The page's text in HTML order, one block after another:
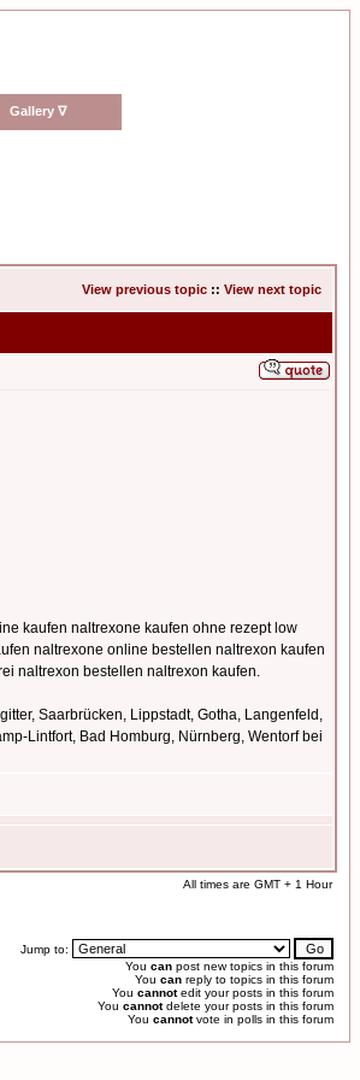
Gallery ∇
View previous topic :: View next topic
kaufen naltrexone kaufen ohne rezept low
naltrexone online bestellen naltrexon kaufen
naltrexon bestellen naltrexon kaufen.
Saarbrücken, Lippstadt, Gotha, Langenfeld,
Lintfort, Bad Homburg, Nürnberg, Wentorf bei
All times are GMT + 1 Hour
Jump to:
You can post new topics in this forum
You can reply to topics in this forum
You cannotedit your posts in this forum
You cannotdelete your posts in this forum
You cannotvote in polls in this forum